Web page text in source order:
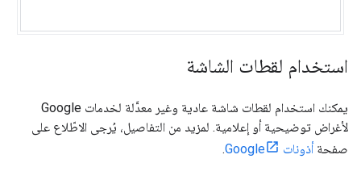
استخدام لقطات الشاشة
يمكنك استخدام لقطات شاشة عادية وغير معدَّلة لخدمات Google
لأغراض توضيحية أو إعلامية. لمزيد من التفاصيل، يُرجى الاطّلاع على
صفحةأذونات Google .